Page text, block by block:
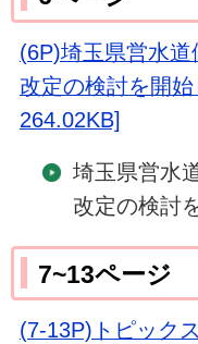
(6P)埼玉県営水
改定の検討を開
264.02KB]
埼玉県営水
改定の検討
7~13ページ
(7-13P)トピック